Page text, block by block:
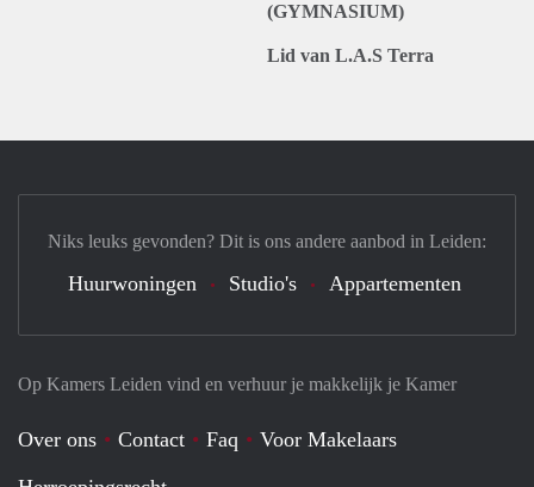
(GYMNASIUM)
Lid van L.A.S Terra
Op Kamers Leiden vind en verhuur je makkelijk je Kamer
Over ons Contact Faq
Voor Makelaars
Niks leuks gevonden? Dit is ons andere aanbod in Leiden:
Huurwoningen Studio's Appartementen